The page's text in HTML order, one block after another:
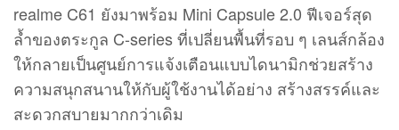
realme C61 ยังมาพร้อม Mini Capsule 2.0 ฟีเจอร์สุด
ล้ำของตระกูล C-series ที่เปลี่ยนพื้นที่รอบ ๆ เลนส์กล้อง
ให้กลายเป็นศูนย์การแจ้งเตือนแบบไดนามิกช่วยสร้าง
ความสนุกสนานให้กับผู้ใช้งานได้อย่าง สร้างสรรค์และ
สะดวกสบายมากกว่าเดิม